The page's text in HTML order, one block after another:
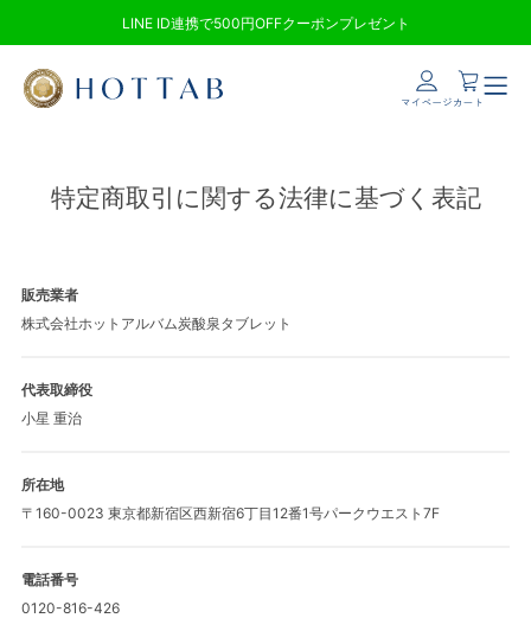
LINE ID連携で500円OFFクーポンプレゼント
特定商取引に関する法律に基づく表記
販売業者
株式会社ホットアルバム炭酸泉タブレット
代表取締役
小星 重治
所在地
〒160-0023 東京都新宿区西新宿6丁目12番1号パークウエスト7F
電話番号
0120-816-426